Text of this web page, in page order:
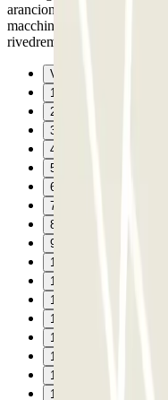
arancione. Aperto fino alle
macchina al sicuro per una
rivedremo di sicuro! Top!
Vorige
1
2
3
4
5
6
7
8
9
10
11
12
13
14
15
16
17